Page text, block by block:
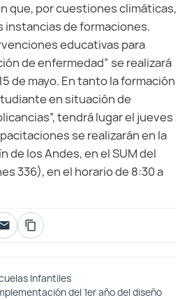
que, por cuestiones climáticas,
instancias de formaciones.
educativas para
de enfermedad” se realizará
de mayo. En tanto la formación
en situación de
tendrá lugar el jueves
se realizarán en la
de los Andes, en el SUM del
336), en el horario de 8:30 a
Infantiles
del 1er año del diseño